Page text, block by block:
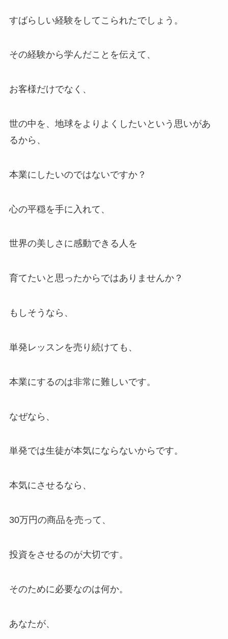
すばらしい経験をしてこられたでしょう。
その経験から学んだことを伝えて、
お客様だけでなく、
世の中を、地球をよりよくしたいという思いがあ
るから、
本業にしたいのではないですか？
心の平穏を手に入れて、
世界の美しさに感動できる人を
育てたいと思ったからではありませんか？
もしそうなら、
単発レッスンを売り続けても、
本業にするのは非常に難しいです。
なぜなら、
単発では生徒が本気にならないからです。
本気にさせるなら、
30万円の商品を売って、
投資をさせるのが大切です。
そのために必要なのは何か。
あなたが、